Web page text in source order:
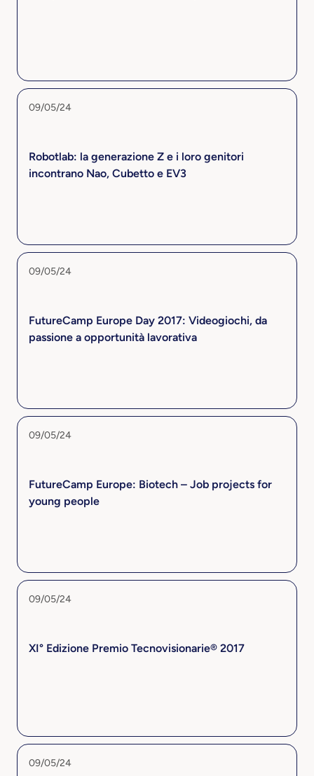
09/05/24
Robotlab: la generazione Z e i loro genitori
incontrano Nao, Cubetto e EV3
09/05/24
FutureCamp Europe Day 2017: Videogiochi, da
passione a opportunità lavorativa
09/05/24
FutureCamp Europe: Biotech – Job projects for
young people
09/05/24
XI° Edizione Premio Tecnovisionarie® 2017
09/05/24